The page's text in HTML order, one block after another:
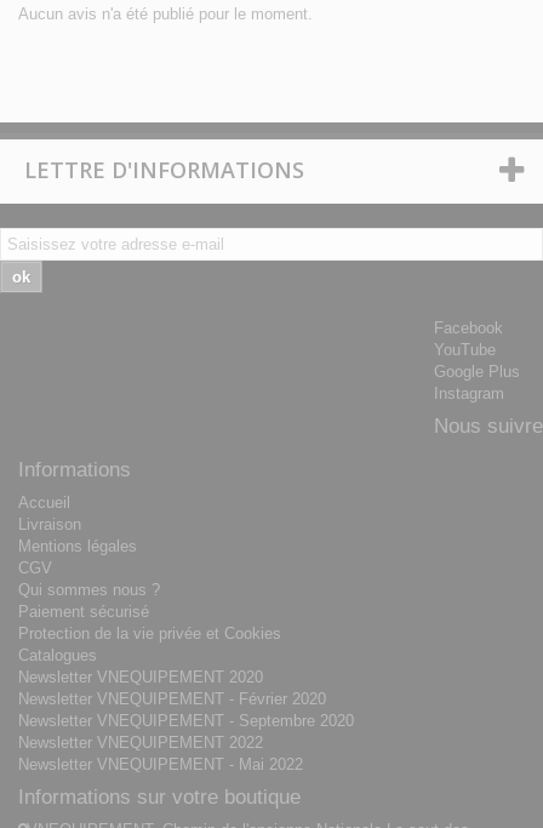
Aucun avis n'a été publié pour le moment.
LETTRE D'INFORMATIONS
ok
Facebook
YouTube
Google Plus
Instagram
Nous suivre
Informations
Accueil
Livraison
Mentions légales
CGV
Qui sommes nous ?
Paiement sécurisé
Protection de la vie privée et Cookies
Catalogues
Newsletter VNEQUIPEMENT 2020
Newsletter VNEQUIPEMENT - Février 2020
Newsletter VNEQUIPEMENT - Septembre 2020
Newsletter VNEQUIPEMENT 2022
Newsletter VNEQUIPEMENT - Mai 2022
Informations sur votre boutique